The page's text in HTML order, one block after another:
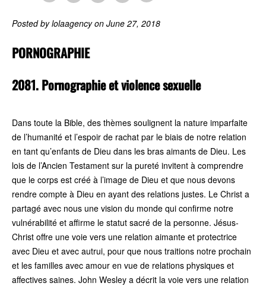
Posted by lolaagency on June 27, 2018
PORNOGRAPHIE
2081. Pornographie et violence sexuelle
Dans toute la Bible, des thèmes soulignent la nature imparfaite
de l’humanité et l’espoir de rachat par le biais de notre relation
en tant qu’enfants de Dieu dans les bras aimants de Dieu. Les
lois de l’Ancien Testament sur la pureté invitent à comprendre
que le corps est créé à l’image de Dieu et que nous devons
rendre compte à Dieu en ayant des relations justes. Le Christ a
partagé avec nous une vision du monde qui confirme notre
vulnérabilité et affirme le statut sacré de la personne. Jésus-
Christ offre une voie vers une relation aimante et protectrice
avec Dieu et avec autrui, pour que nous traitions notre prochain
et les familles avec amour en vue de relations physiques et
affectives saines. John Wesley a décrit la voie vers une relation